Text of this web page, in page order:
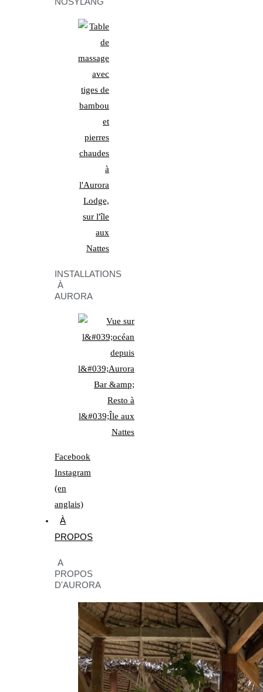
INSTALLATIONS
À
AURORA
Facebook
Instagram
(en
anglais)
À
PROPOS
A
PROPOS
D'AURORA